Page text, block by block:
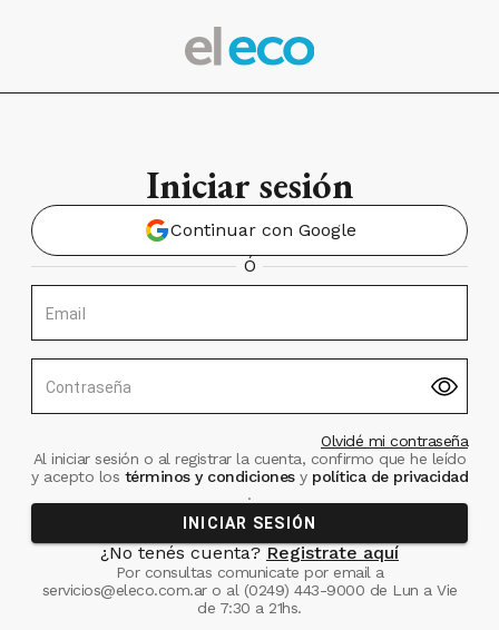
Iniciar sesión
Continuar con Google
Ó
Email
Contraseña
Olvidé mi contraseña
Al iniciar sesión o al registrar la cuenta, confirmo que he leído
y acepto los términos y condiciones ypolítica de privacidad
.
INICIAR SESIÓN
¿No tenés cuenta? Registrate aquí
Por consultas comunicate por email a
servicios@eleco.com.aro al (0249) 443-9000 de Lun a Vie
de 7:30 a 21hs.